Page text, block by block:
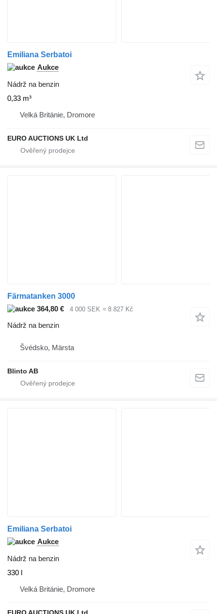
Emiliana Serbatoi
Aukce
Nádrž na benzin
0,33 m³
Velká Británie, Dromore
EURO AUCTIONS UK Ltd
Färmatanken 3000
364,80 €
4 000 SEK ≈ 8 827 Kč
Nádrž na benzin
Švédsko, Märsta
Blinto AB
Emiliana Serbatoi
Aukce
Nádrž na benzin
330 l
Velká Británie, Dromore